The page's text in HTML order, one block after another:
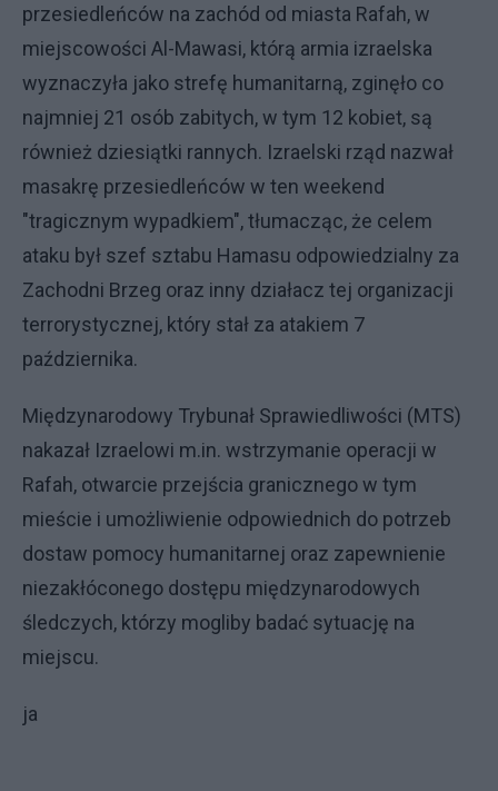
przesiedleńców na zachód od miasta Rafah, w
miejscowości Al-Mawasi, którą armia izraelska
wyznaczyła jako strefę humanitarną, zginęło co
najmniej 21 osób zabitych, w tym 12 kobiet, są
również dziesiątki rannych. Izraelski rząd nazwał
masakrę przesiedleńców w ten weekend
"tragicznym wypadkiem", tłumacząc, że celem
ataku był szef sztabu Hamasu odpowiedzialny za
Zachodni Brzeg oraz inny działacz tej organizacji
terrorystycznej, który stał za atakiem 7
października.
Międzynarodowy Trybunał Sprawiedliwości (MTS)
nakazał Izraelowi m.in. wstrzymanie operacji w
Rafah, otwarcie przejścia granicznego w tym
mieście i umożliwienie odpowiednich do potrzeb
dostaw pomocy humanitarnej oraz zapewnienie
niezakłóconego dostępu międzynarodowych
śledczych, którzy mogliby badać sytuację na
miejscu.
ja